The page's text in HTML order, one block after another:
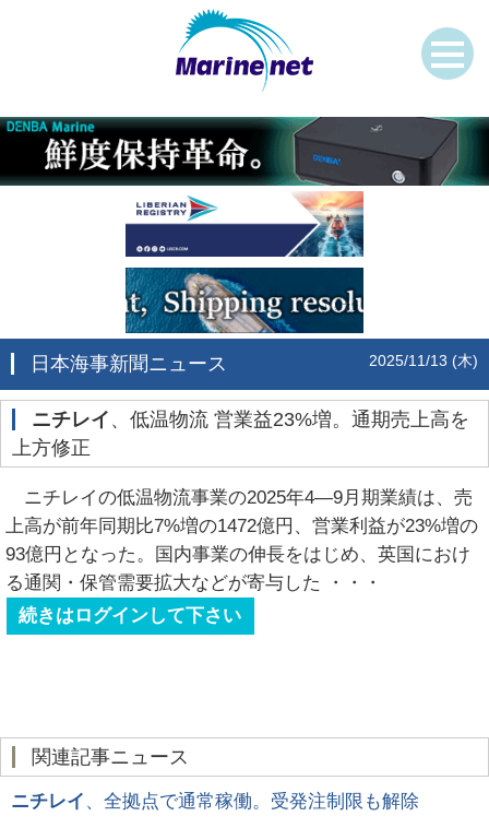
日本海事新聞ニュース 2025/11/13 (木)
ニチレイ 、低温物流 営業益23%増。通期売上高を
上方修正
ニチレイの低温物流事業の2025年4―9月期業績は、売
上高が前年同期比7%増の1472億円、営業利益が23%増の
93億円となった。国内事業の伸長をはじめ、英国におけ
る通関・保管需要拡大などが寄与した
・・・
続きはログインして下さい
関連記事ニュース
ニチレイ 、全拠点で通常稼働。受発注制限も解除